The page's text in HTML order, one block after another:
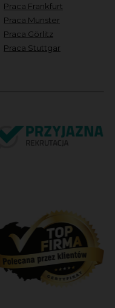
Praca Frankfurt
Praca Munster
Praca Görlitz
Praca Stuttgar